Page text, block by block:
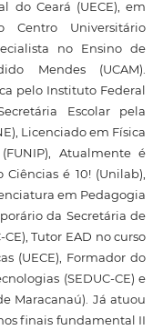
do Ceará (UECE), em
Centro Universitário
no Ensino de
Mendes (UCAM).
pelo Instituto Federal
Escolar pela
Licenciado em Física
Atualmente é
é 10! (Unilab),
em Pedagogia
da Secretária de
Tutor EAD no curso
(UECE), Formador do
(SEDUC-CE) e
Maracanaú). Já atuou
finais fundamental II